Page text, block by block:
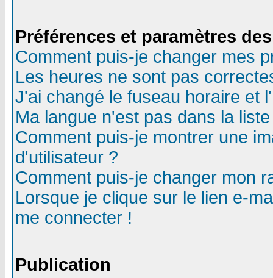
Préférences et paramètres
Comment puis-je changer mes
Les heures ne sont pas
J'ai changé le fuseau horaire et
Ma langue n'est pas dans la
Comment puis-je montrer une
d'utilisateur ?
Comment puis-je changer mon
Lorsque je clique sur le lien e-
me connecter !
Publication